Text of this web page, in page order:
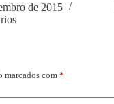
de 2015
marcados com *